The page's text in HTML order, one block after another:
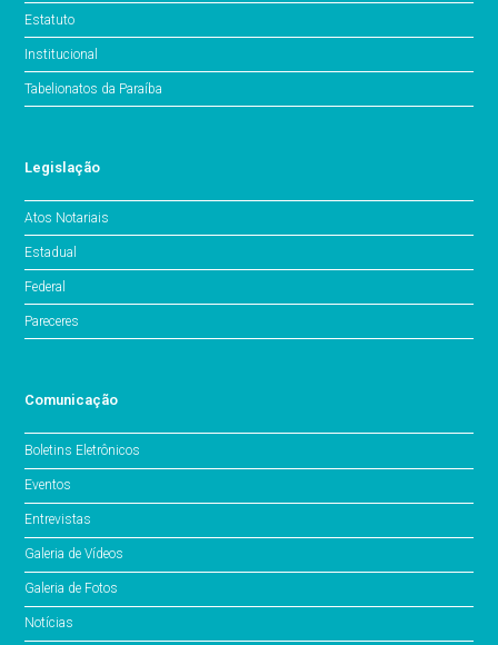
Estatuto
Institucional
Tabelionatos da Paraíba
Legislação
Atos Notariais
Estadual
Federal
Pareceres
Comunicação
Boletins Eletrônicos
Eventos
Entrevistas
Galeria de Vídeos
Galeria de Fotos
Notícias